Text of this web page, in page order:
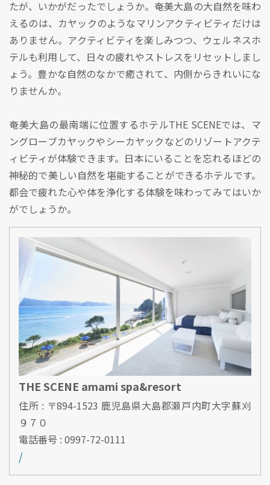
たが、いかがだったでしょうか。奄美大島の大自然を味わ
えるのは、カヤックのようなマリンアクティビティだけは
ありません。アクティビティを楽しみつつ、ウェルネスホ
テルも利用して、日々の疲れやストレスをリセットしまし
ょう。豊かな自然のなかで癒されて、内側からきれいにな
りませんか。
奄美大島の最南端に位置するホテルTHE SCENEでは、マ
ングローブカヤックやシーカヤックなどのリゾートアクテ
ィビティが体験できます。日本にいることを忘れるほどの
神秘的で美しい自然を堪能することができるホテルです。
都会で疲れた心や体を浄化する体験を味わってみてはいか
がでしょうか。
THE SCENE amami spa&resort
住所 : 〒894-1523 鹿児島県大島郡瀬戸内町大字蘇刈
９７０
電話番号 : 0997-72-0111
/